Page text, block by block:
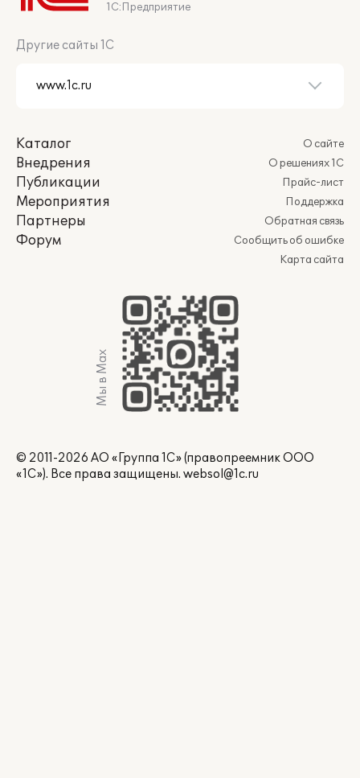
1С:Предприятие
Другие сайты 1С
Каталог
Внедрения
Публикации
Мероприятия
Партнеры
Форум
О сайте
О решениях 1С
Прайс-лист
Поддержка
Обратная связь
Сообщить об ошибке
Карта сайта
Мы в Max
© 2011-2026 АО «Группа 1С» (правопреемник ООО
«1С»). Все права защищены. websol@1c.ru